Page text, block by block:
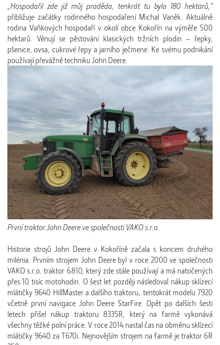
„Hospodařil zde již můj praděda, tenkrát tu bylo 180 hektarů,“
přibližuje začátky rodinného hospodaření Michal Vaněk. Aktuálně
rodina Vaňkových hospodaří v okolí obce Kokořín na výměře 500
hektarů. Věnují se pěstování klasických tržních plodin – řepky,
pšenice, ovsa, cukrové řepy a jarního ječmene. Ke svému podnikání
používají převážně techniku John Deere.
První traktor John Deere ve společnosti VAKO s.r.o.
Historie strojů John Deere v Kokoříně začala s koncem druhého
milénia. Prvním strojem John Deere byl v roce 2000 ve společnosti
VAKO s.r.o. traktor 6810, který zde stále používají a má natočených
přes 10 tisíc motohodin. O šest let později následoval nákup sklízecí
mlátičky 9640 HillMaster a dalšího traktoru, tentokrát modelu 7920
včetně první navigace John Deere StarFire. Opět po dalších šesti
letech přišel nákup traktoru 8335R, který na farmě vykonává
všechny těžké polní práce. V roce 2014 nastal čas na obměnu sklízecí
mlátičky 9640 za T670i. Nejnovějším strojem na farmě je traktor 6R